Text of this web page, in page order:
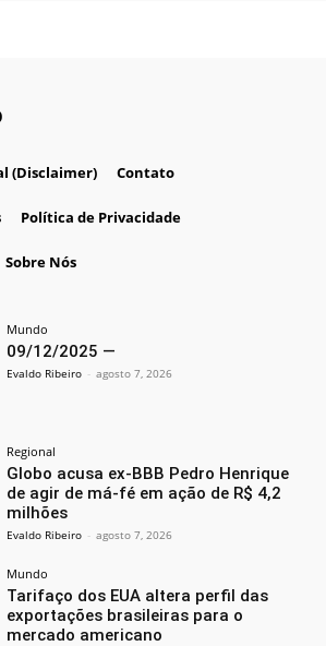
(Disclaimer) Contato
Política de Privacidade
Sobre Nós
Mundo
09/12/2025 —
Evaldo Ribeiro - agosto 7, 2026
Regional
Globo acusa ex-BBB Pedro Henrique
de agir de má-fé em ação de R$ 4,2
milhões
Evaldo Ribeiro - agosto 7, 2026
Mundo
Tarifaço dos EUA altera perfil das
exportações brasileiras para o
mercado americano